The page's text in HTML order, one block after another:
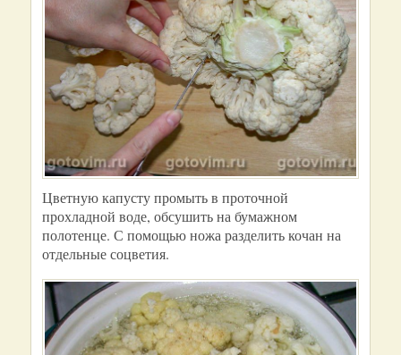
Цветную капусту промыть в проточной
прохладной воде, обсушить на бумажном
полотенце. С помощью ножа разделить кочан на
отдельные соцветия.